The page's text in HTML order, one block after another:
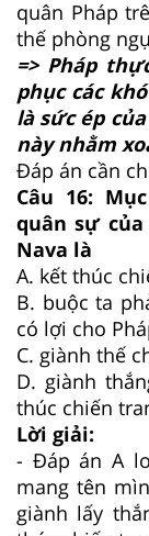
quân Pháp
thế phòng
=> Pháp
phục các
là sức ép
này nhằm
Đáp án cần
Câu 16:
quân sự
Nava là
A. kết thúc
B. buộc ta
có lợi cho
C. giành thế
D. giành
thúc chiến
Lời giải:
- Đáp án A
mang tên
giành lấy